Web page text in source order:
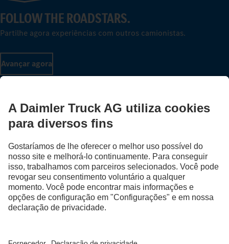
FOLLOW THE ROADSTARS.
Partilhe agora experiências com outros camionistas.
Avançar agora
Fornecedor
Proteção de Dados
Avisos Legais
EU Data Act
Lei dos Serviços Digitais
Política de Qualidade e Ambiente